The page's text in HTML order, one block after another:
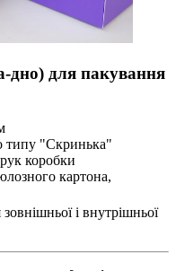
для пакування
типу "Скринька"
коробки
картона,
і внутрішньої